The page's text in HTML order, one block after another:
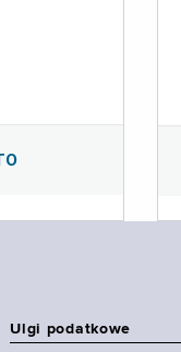
Ulgi podatkowe